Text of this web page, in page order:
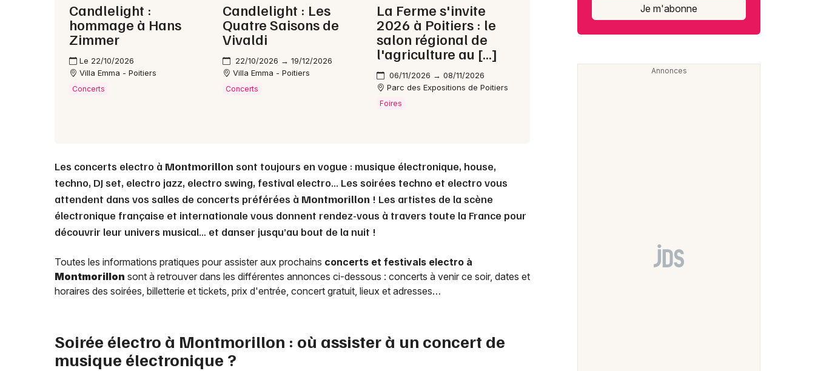
Je m'abonne
Candlelight :
hommage à Hans
Zimmer
Le 22/10/2026
Villa Emma - Poitiers
Concerts
Candlelight : Les
Quatre Saisons de
Vivaldi
22/10/2026 → 19/12/2026
Villa Emma - Poitiers
Concerts
La Ferme s'invite
2026 à Poitiers : le
salon régional de
l'agriculture au […]
06/11/2026 → 08/11/2026
Parc des Expositions de Poitiers
Foires
Les concerts electro à Montmorillon sont toujours en vogue : musique électronique, house,
techno, DJ set, electro jazz, electro swing, festival electro... Les soirées techno et electro vous
attendent dans vos salles de concerts préférées à Montmorillon ! Les artistes de la scène
électronique française et internationale vous donnent rendez-vous à travers toute la France pour
découvrir leur univers musical… et danser jusqu’au bout de la nuit !
Toutes les informations pratiques pour assister aux prochains concerts et festivals electro à
Montmorillon sont à retrouver dans les différentes annonces ci-dessous : concerts à venir ce soir, dates et
horaires des soirées, billetterie et tickets, prix d'entrée, concert gratuit, lieux et adresses…
Soirée électro à Montmorillon : où assister à un concert de
musique électronique ?
Je m'abonne